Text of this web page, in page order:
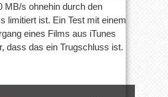
MB/s ohnehin durch den
limitiert ist. Ein Test mit einem
eines Films aus iTunes
dass das ein Trugschluss ist.